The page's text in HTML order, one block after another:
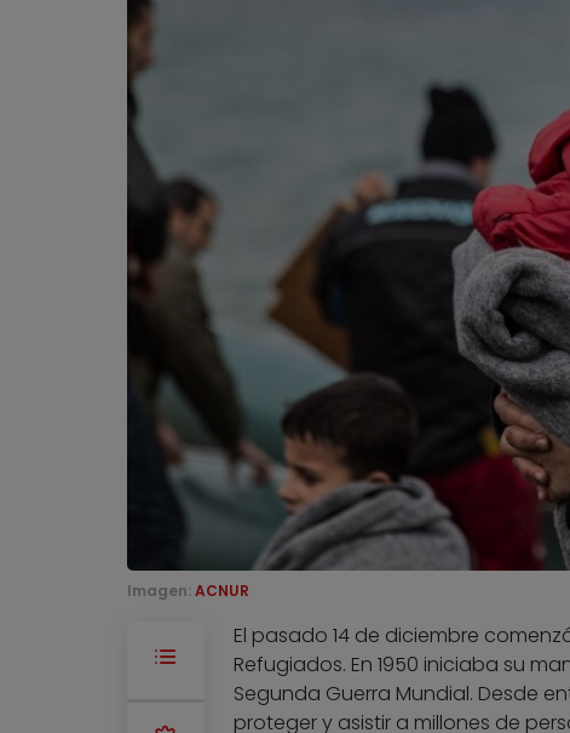
Imagen: ACNUR
El pasado 14 de diciembre
Refugiados. En 1950 iniciaba su
Segunda Guerra Mundial. Desde
proteger y asistir a millones de